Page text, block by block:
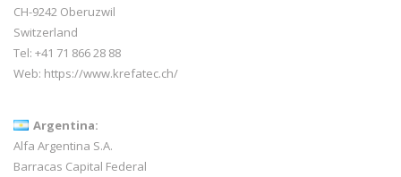
CH-9242 Oberuzwil
Switzerland
Tel: +41 71 866 28 88
Web: https://www.krefatec.ch/
Argentina:
Alfa Argentina S.A.
Barracas Capital Federal